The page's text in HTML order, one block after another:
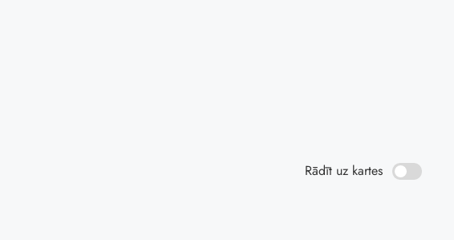
Rādīt uz kartes